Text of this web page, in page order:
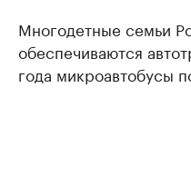
Многодетные семьи
обеспечиваются
года микроавтобусы